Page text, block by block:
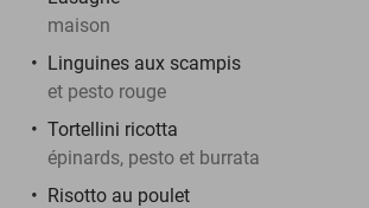
maison
Linguines aux scampis
et pesto rouge
Tortellini ricotta
épinards, pesto et burrata
Risotto au poulet